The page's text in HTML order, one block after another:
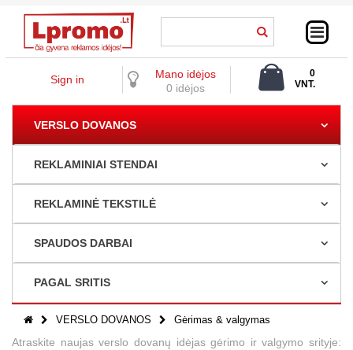
Sign in
Mano idėjos
0 idėjos
0
VNT.
VERSLO DOVANOS
REKLAMINIAI STENDAI
REKLAMINĖ TEKSTILĖ
SPAUDOS DARBAI
PAGAL SRITIS
VERSLO DOVANOS Gėrimas & valgymas
Atraskite naujas verslo dovanų idėjas gėrimo ir valgymo srityje: